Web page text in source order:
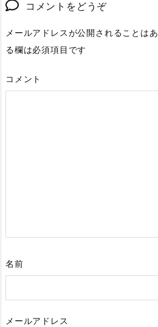
コメントをどうぞ
メールアドレスが公開されることはあ
る欄は必須項目です
コメント
名前
メールアドレス